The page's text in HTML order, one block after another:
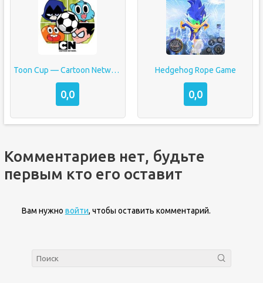
Toon Cup — Cartoon Network’s Soccer Game
0,0
Hedgehog Rope Game
0,0
Комментариев нет, будьте
первым кто его оставит
Вам нужно войти, чтобы оставить комментарий.